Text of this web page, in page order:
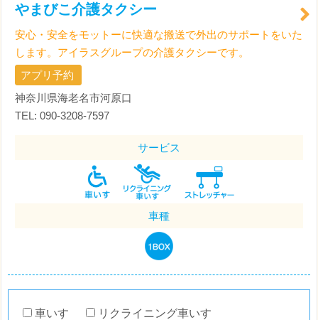
やまびこ介護タクシー
安心・安全をモットーに快適な搬送で外出のサポートをいた
します。アイラスグループの介護タクシーです。
アプリ予約
神奈川県海老名市河原口
TEL: 090-3208-7597
サービス
車種
車いす
リクライニング車いす